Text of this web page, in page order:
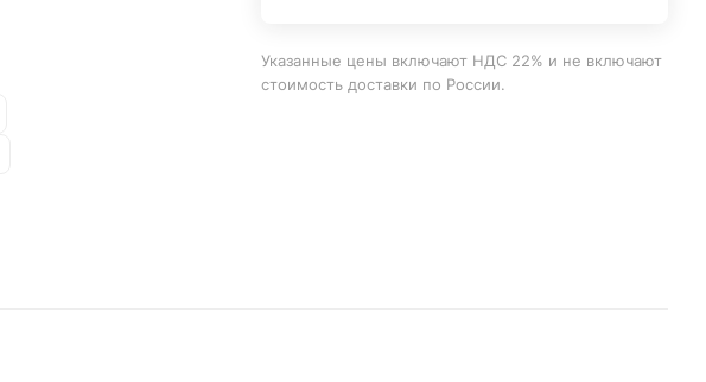
Указанные цены включают НДС 22% и не включают
стоимость доставки по России.